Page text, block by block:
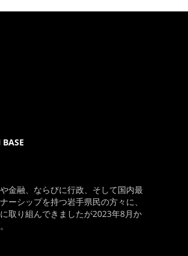
金融、ならびに行政、そして国内最
シップを持つ岩手県民の方々に、
取り組んできましたが2023年8月か